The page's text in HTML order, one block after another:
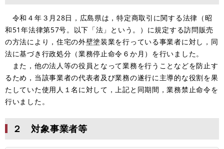
令和４年３月28日，広島県は，特定商取引に関する法律（昭
和51年法律第57号。以下「法」という。）に規定する訪問販売
の方法により，住宅の外壁塗装業を行っている事業者に対し，同
法に基づき行政処分（業務停止命令６か月）を行いました。
また，他の法人等の役員となって業務を行うことなどを防止す
るため，当該事業者の代表者及び業務の遂行に主導的な役割を果
たしていた使用人１名に対して，上記と同期間，業務禁止命令を
行いました。
２ 対象事業者等